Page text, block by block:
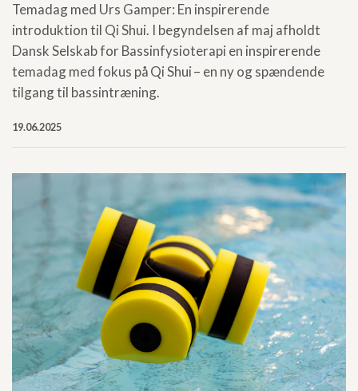
Temadag med Urs Gamper: En inspirerende
introduktion til Qi Shui. I begyndelsen af maj afholdt
Dansk Selskab for Bassinfysioterapi en inspirerende
temadag med fokus på Qi Shui – en ny og spændende
tilgang til bassintræning.
19.06.2025